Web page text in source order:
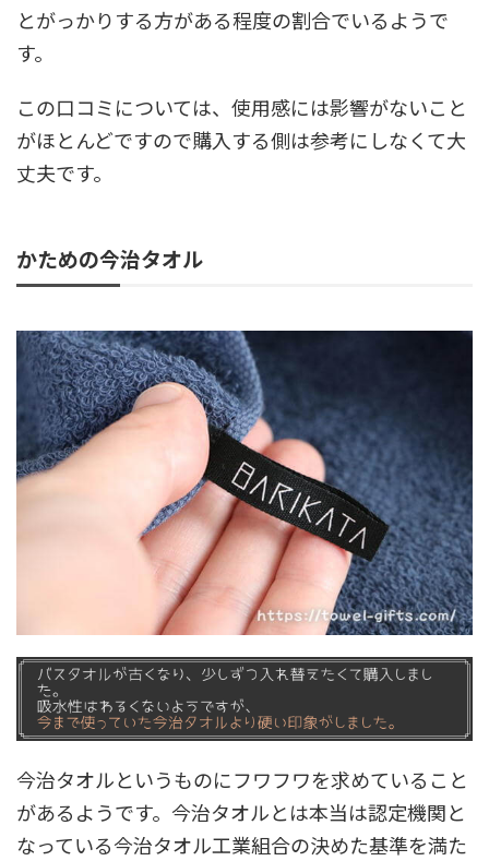
とがっかりする方がある程度の割合でいるようで
す。
この口コミについては、使用感には影響がないこと
がほとんどですので購入する側は参考にしなくて大
丈夫です。
かための今治タオル
今治タオルというものにフワフワを求めていること
があるようです。今治タオルとは本当は認定機関と
なっている今治タオル工業組合の決めた基準を満た